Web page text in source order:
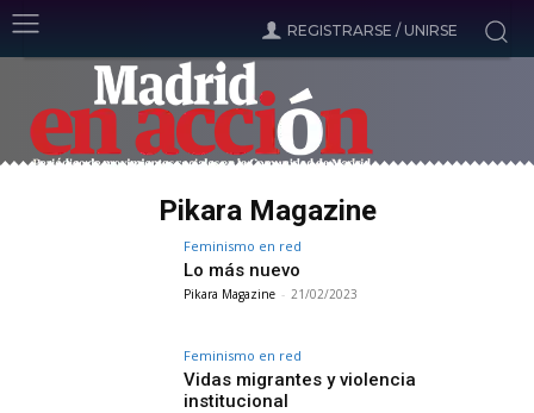
REGISTRARSE / UNIRSE
Pikara Magazine
Feminismo en red
Lo más nuevo
Pikara Magazine - 21/02/2023
Feminismo en red
Vidas migrantes y violencia
institucional